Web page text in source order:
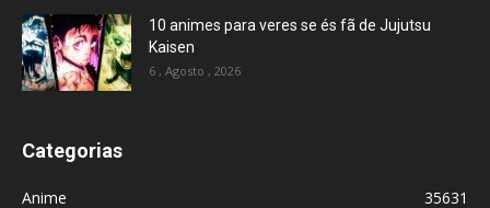
10 animes para veres se és fã de Jujutsu
Kaisen
6 , Agosto , 2026
Categorias
Anime 35631